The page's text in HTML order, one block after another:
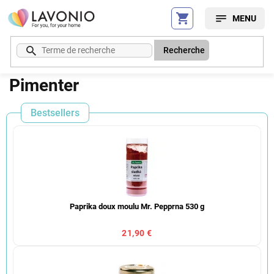
Aller
au
contenu
Recherche
Pimenter
Bestsellers
Paprika doux moulu Mr. Pepprna 530 g
21,90 €